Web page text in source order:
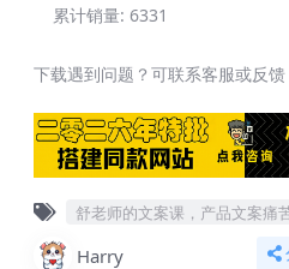
累计销量: 6331
下载遇到问题？可联系客服或反馈
舒老师的文案课，产品文案痛
Harry